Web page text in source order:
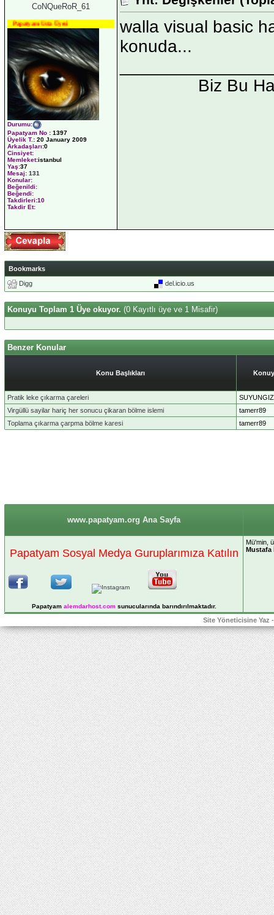
CoNQueRoR_61
Papatyam Usta Üyesi
Durumu:
Papatyam No : 1397
Üyelik T.: 20 January 2009
Arkadaşları:0
Cinsiyet:
Memleket:istanbul
Yaş:37
Mesaj: 131
Konular:
Beğenildi:
Beğendi:
Takdirleri:10
Takdir Et:
walla visual basic
konuda...
Biz Bu
Bookmarks
Digg
del.icio.us
Konuyu Toplam 1 Üye okuyor. (0 Kayıtlı üye ve 1 Misafir)
Benzer Konular
Konu Başlıkları
Pratik leke çıkarma çareleri
Virgüllü sayilar hariç her sonucu çikaran bölme islemi
tamerr89
Toplama çıkarma çarpma bölme karesi
tamerr89
www.papatyam.org Ana Sayfa
Papatyam Sosyal Medya Guruplarımıza Katılın
Papatyam alemdarhost.comsunucularında barındırılmaktadır.
Mü'min,
Mustafa
Site Yöneticisine Yaz